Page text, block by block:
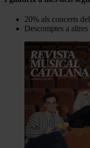
20% als concerts
Descomptes a